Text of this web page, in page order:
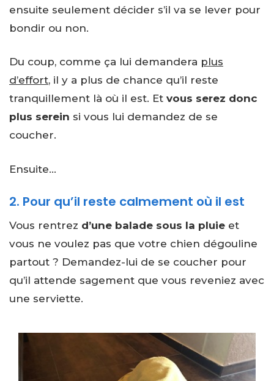
ensuite seulement décider s’il va se lever pour
bondir ou non.
Du coup, comme ça lui demandera plus
d’effort, il y a plus de chance qu’il reste
tranquillement là où il est. Et vous serez donc
plus serein si vous lui demandez de se
coucher.
Ensuite…
2. Pour qu’il reste calmement où il est
Vous rentrez d’une balade sous la pluie et
vous ne voulez pas que votre chien dégouline
partout ? Demandez-lui de se coucher pour
qu’il attende sagement que vous reveniez avec
une serviette.